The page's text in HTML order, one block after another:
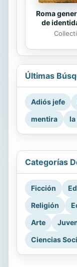
Roma
de
Últimas
Adiós jefe
mentira
la
Categorías
Ficción
Religión
Arte
Ciencias